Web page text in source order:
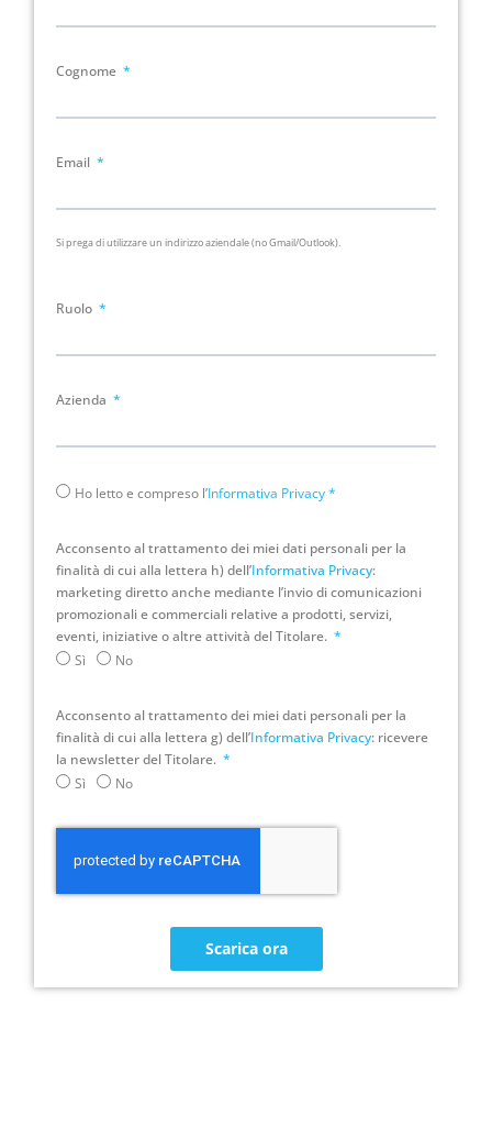
Cognome
Email
Si prega di utilizzare un indirizzo aziendale (no Gmail/Outlook).
Ruolo
Azienda
Ho letto e compreso l’Informativa Privacy*
Acconsento al trattamento dei miei dati personali per la
finalità di cui alla lettera h) dell’Informativa Privacy:
marketing diretto anche mediante l’invio di comunicazioni
promozionali e commerciali relative a prodotti, servizi,
eventi, iniziative o altre attività del Titolare.
Sì
No
Acconsento al trattamento dei miei dati personali per la
finalità di cui alla lettera g) dell’Informativa Privacy: ricevere
la newsletter del Titolare.
Sì
No
Scarica ora